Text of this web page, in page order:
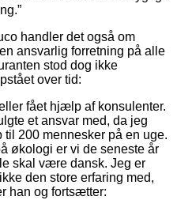
handler det også om
ansvarlig forretning på alle
stod dog ikke
over tid:
fået hjælp af konsulenter.
et ansvar med, da jeg
200 mennesker på en uge.
økologi er vi de seneste år
skal være dansk. Jeg er
den store erfaring med,
han og fortsætter: